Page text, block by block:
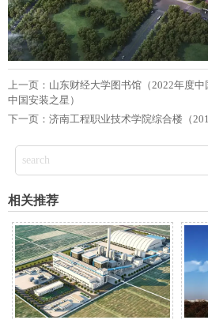
上一页： 山东财经大学图书馆（2022年度
中国安装之星）
下一页： 济南工程职业技术学院综合楼（
相关推荐